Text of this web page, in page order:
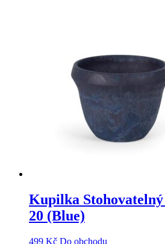
Kupilka
20 (Blue)
499 Kč Do obchodu